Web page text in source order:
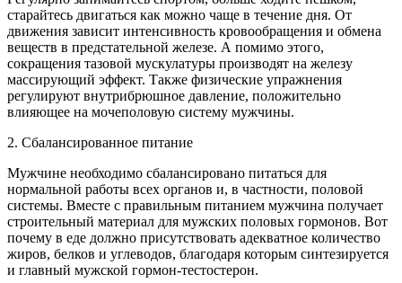
старайтесь двигаться как можно чаще в течение дня. От
движения зависит интенсивность кровообращения и обмена
веществ в предстательной железе. А помимо этого,
сокращения тазовой мускулатуры производят на железу
массирующий эффект. Также физические упражнения
регулируют внутрибрюшное давление, положительно
влияющее на мочеполовую систему мужчины.
2. Сбалансированное питание
Мужчине необходимо сбалансировано питаться для
нормальной работы всех органов и, в частности, половой
системы. Вместе с правильным питанием мужчина получает
строительный материал для мужских половых гормонов. Вот
почему в еде должно присутствовать адекватное количество
жиров, белков и углеводов, благодаря которым синтезируется
и главный мужской гормон-тестостерон.